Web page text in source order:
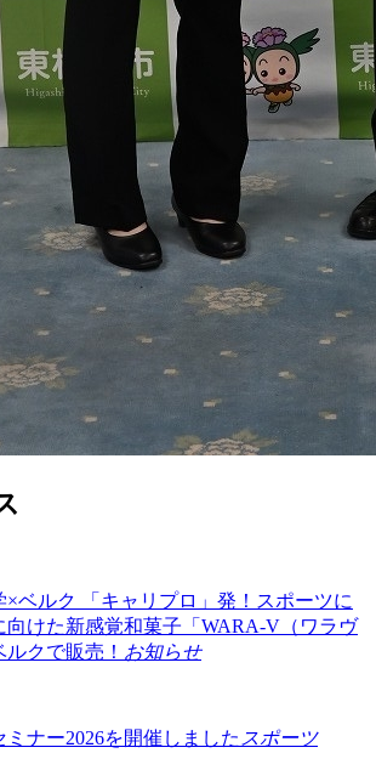
×ベルク 「キャリプロ」発！スポーツに
向けた新感覚和菓子「WARA-V（ワラヴ
クで販売！ お知らせ
ミナー2026を開催しました スポーツ